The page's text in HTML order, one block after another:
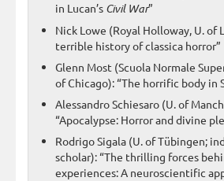
in Lucan’s Civil War”
Nick Lowe (Royal Holloway, U. of
terrible history of classica horror”
Glenn Most (Scuola Normale
of Chicago): “The horrific body in
Alessandro Schiesaro (U. of
“Apocalypse: Horror and divine
Rodrigo Sigala (U. of Tübingen;
scholar): “The thrilling forces
experiences: A neuroscientific